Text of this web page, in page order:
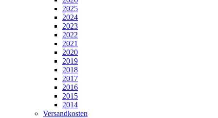
2025
2024
2023
2022
2021
2020
2019
2018
2017
2016
2015
2014
Versandkosten